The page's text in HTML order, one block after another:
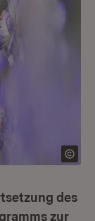
des
zur